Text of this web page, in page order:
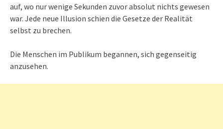
auf, wo nur wenige Sekunden zuvor absolut nichts gewesen
war. Jede neue Illusion schien die Gesetze der Realität
selbst zu brechen.
Die Menschen im Publikum begannen, sich gegenseitig
anzusehen.